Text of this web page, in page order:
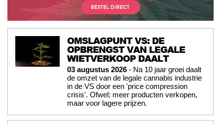
OMSLAGPUNT VS: DE
OPBRENGST VAN LEGALE
WIETVERKOOP DAALT
03 augustus 2026 - Na 10 jaar groei daalt
de omzet van de legale cannabis industrie
in de VS door een 'price compression
crisis'. Ofwel: meer producten verkopen,
maar voor lagere prijzen.